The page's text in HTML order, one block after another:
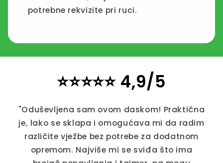
potrebne rekvizite pri ruci.
⭐⭐⭐⭐⭐ 4,9/5
"Oduševljena sam ovom daskom! Praktična
je, lako se sklapa i omogućava mi da radim
različite vježbe bez potrebe za dodatnom
opremom. Najviše mi se sviđa što ima